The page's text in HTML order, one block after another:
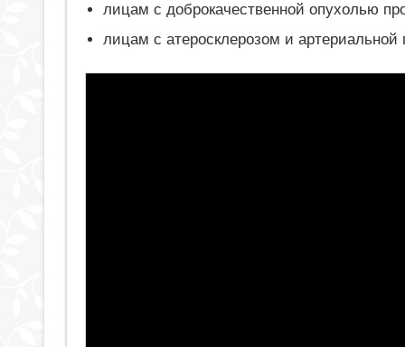
лицам с доброкачественной опухолью
лицам с атеросклерозом и артериальной